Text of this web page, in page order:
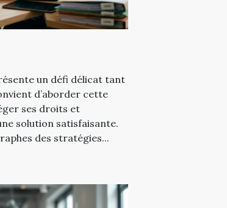
un défi délicat tant
d’aborder cette
ses droits et
solution satisfaisante.
des stratégies...